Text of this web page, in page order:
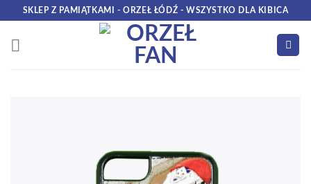
content
SKLEP Z PAMIĄTKAMI - ORZEŁ ŁÓDŹ - WSZYSTKO DLA KIBICA